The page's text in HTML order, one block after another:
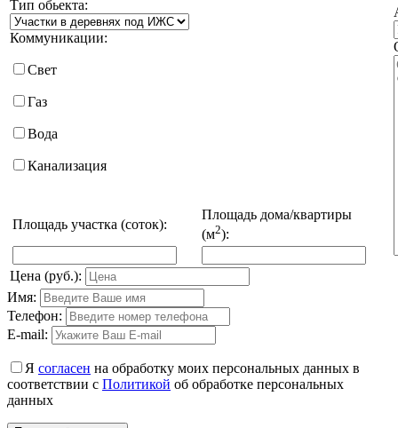
Тип обьекта:
Коммуникации:
Свет
Газ
Вода
Канализация
Площадь участка (соток):
Площадь дома/квартиры
(м2):
Цена (руб.):
Имя:
Телефон:
E-mail:
Я согласен на обработку моих персональных данных в
соответствии с Политикой об обработке персональных
данных